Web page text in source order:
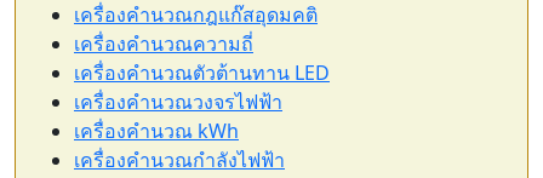
เครื่องคำนวณกฎแก๊สอุดมคติ
เครื่องคำนวณความถี่
เครื่องคำนวณตัวต้านทาน LED
เครื่องคำนวณวงจรไฟฟ้า
เครื่องคำนวณ kWh
เครื่องคำนวณกำลังไฟฟ้า